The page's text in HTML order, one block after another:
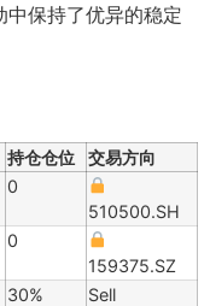
中保持了优异的稳定
持仓仓位
交易方向
0
510500.SH
0
159375.SZ
30%
Sell